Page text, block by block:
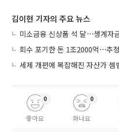
김이현 기자의 주요 뉴스
좋아요
0
화나요
0